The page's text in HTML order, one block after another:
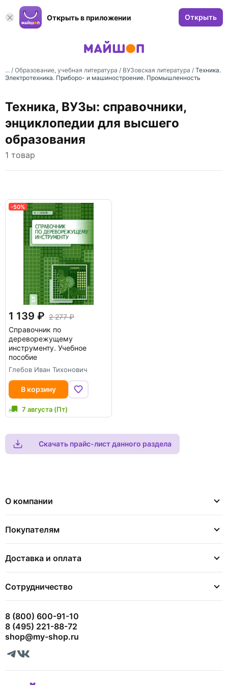
Открыть в приложении Открыть
... / Образование, учебная литература / ВУЗовская литература / Техника.
Электротехника. Приборо- и машиностроение. Промышленность
Техника, ВУЗы: справочники,
энциклопедии для высшего
образования
1 товар
-50%
1 139
2 277
Справочник по
дереворежущему
инструменту. Учебное
пособие
Глебов Иван Тихонович
В корзину
7 августа (Пт)
Скачать прайс-лист данного раздела
О компании
Покупателям
Доставка и оплата
Сотрудничество
8 (800) 600-91-10
8 (495) 221-88-72
shop@my-shop.ru